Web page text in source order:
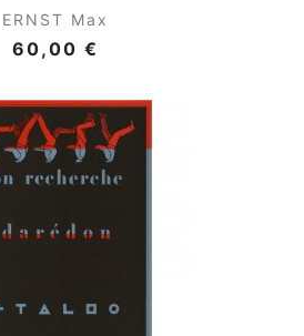
ERNST Max
60,00 €